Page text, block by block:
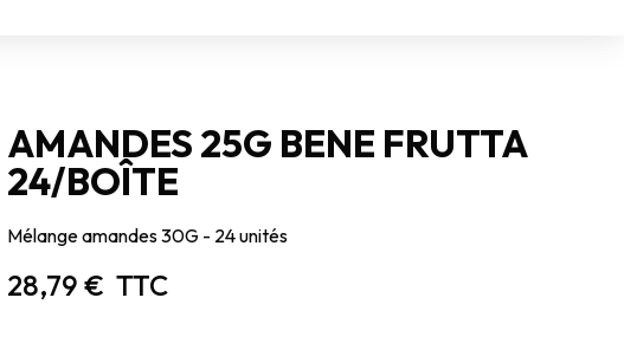
AMANDES 25G BENE FRUTTA
24/BOÎTE
Mélange amandes 30G - 24 unités
28,79 € TTC